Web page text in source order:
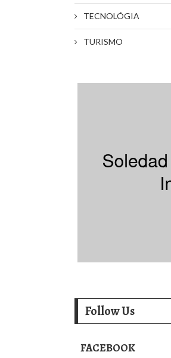
TECNOLÓGIA
TURISMO
Follow Us
FACEBOOK